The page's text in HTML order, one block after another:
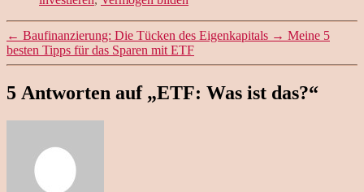
← Baufinanzierung: Die Tücken des Eigenkapitals → Meine 5
besten Tipps für das Sparen mit ETF
5 Antworten auf „ETF: Was ist das?“